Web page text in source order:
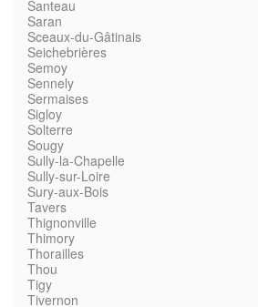
Santeau
Saran
Sceaux-du-Gâtinais
Seichebrières
Semoy
Sennely
Sermaises
Sigloy
Solterre
Sougy
Sully-la-Chapelle
Sully-sur-Loire
Sury-aux-Bois
Tavers
Thignonville
Thimory
Thorailles
Thou
Tigy
Tivernon